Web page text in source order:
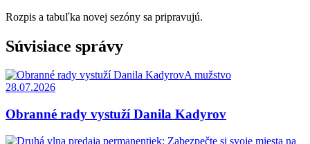
Rozpis a tabuľka novej sezóny sa pripravujú.
Súvisiace správy
A mužstvo
28.07.2026
Obranné rady vystuží Danila Kadyrov